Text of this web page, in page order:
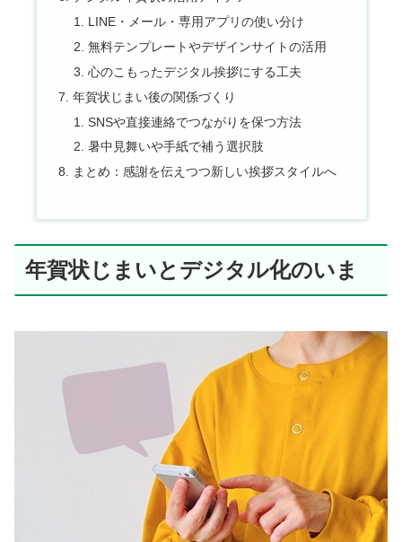
LINE・メール・専用アプリの使い分け
無料テンプレートやデザインサイトの活用
心のこもったデジタル挨拶にする工夫
年賀状じまい後の関係づくり
SNSや直接連絡でつながりを保つ方法
暑中見舞いや手紙で補う選択肢
まとめ：感謝を伝えつつ新しい挨拶スタイルへ
年賀状じまいとデジタル化のいま